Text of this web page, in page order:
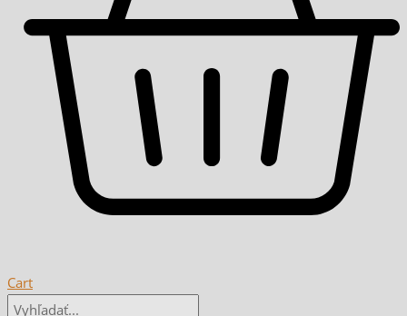
Cart